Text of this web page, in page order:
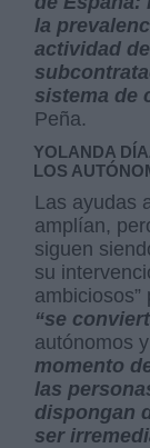
la
actividad
sistema de
Peña.
YOLANDA
LOS
Las ayudas
amplían,
siguen
su
“se
autónomos
momento
las
dispongan
ser